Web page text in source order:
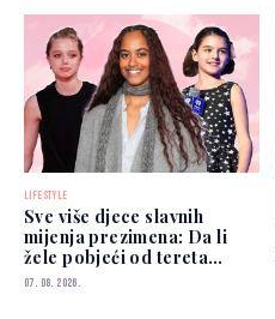
LIFESTYLE
Sve više djece slavnih
mijenja prezimena: Da li
žele pobjeći od tereta
poznatih roditelja?
07. 08. 2026.